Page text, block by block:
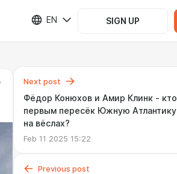
EN SIGN UP
Next post
Фёдор Конюхов и Амир Клинк - кто
первым пересёк Южную Атлантику
на вёслах?
Feb 11 2025 15:22
Previous post